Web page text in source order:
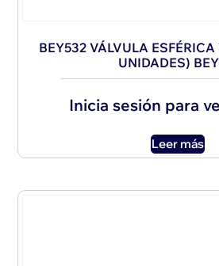
BEY532 VÁLVULA
UNIDADES)
Inicia sesión para
Leer más